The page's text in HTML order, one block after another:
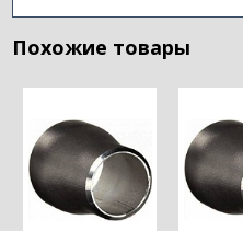
Похожие товары